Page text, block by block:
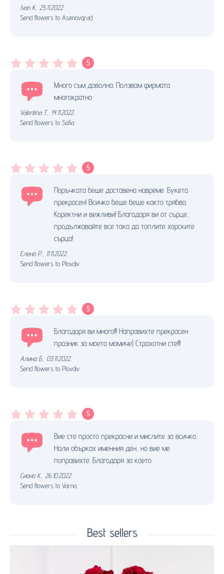
Ivan K., 25.11.2022.
Send flowers to Asenovgrad
5
Много съм доволна. Ползвам фирмата
многократно
Valentina T., 14.11.2022.
Send flowers to Sofia
5
Поръчката беше доставена навреме. Букета
прекрасен! Всичко беше беше както трябва.
Коректни и вежливи! Благодаря ви от сърце,
продължавайте все така да топлите хорските
сърца!
Елена Р.
11.11.2022.
Send flowers to Plovdiv
5
Благодаря ви много!!! Направихте прекрасен
празник за моето момиче) Страхотни сте!!!
Алина Б. 03.11.2022.
Send flowers to Plovdiv
5
Вие сте просто прекрасни и мислите за всичко.
Нали обърках именния ден, но вие ме
поправихте. Благодаря за което
Сиана К. 26.10.2022.
Send flowers to Varna
Best sellers